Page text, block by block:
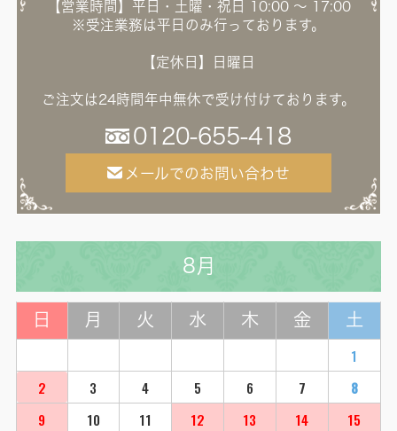
【営業時間】平日・土曜・祝日 10:00 ～ 17:00
※受注業務は平日のみ行っております。
【定休日】日曜日
ご注文は24時間年中無休で受け付けております。
0120-655-418
メールでのお問い合わせ
8月
日 月 火 水 木 金 土
1
2
3 4 5 6 7
8
9
10 11 12 13 14
15